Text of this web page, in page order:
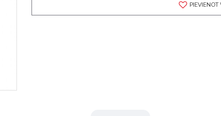
PIEVIENOT